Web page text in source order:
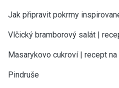
Jak připravit pokrmy
Vlčický bramborový salát |
Masarykovo cukroví | recept
Pindruše